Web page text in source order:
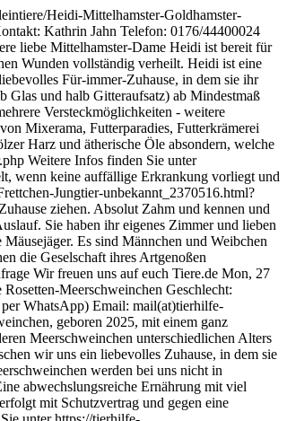
Heidi-Mittelhamster-Goldhamster-
Kathrin Jahn Telefon: 0176/44400024
liebe Mittelhamster-Dame Heidi ist bereit für
Wunden vollständig verheilt. Heidi ist eine
Für-immer-Zuhause, in dem sie ihr
und halb Gitteraufsatz) ab Mindestmaß
Versteckmöglichkeiten - weitere
Mixerama, Futterparadies, Futterkrämerei
Harz und ätherische Öle absondern, welche
Weitere Infos finden Sie unter
wenn keine auffällige Erkrankung vorliegt und
Jungtier-unbekannt_2370516.html?
ziehen. Absolut Zahm und kennen und
Sie haben ihr eigenes Zimmer und lieben
Es sind Männchen und Weibchen
die Geselschaft ihres Artgenoßen
Wir freuen uns auf euch Tiere.de Mon, 27
Rosetten-Meerschweinchen Geschlecht:
WhatsApp) Email: mail(at)tierhilfe-
geboren 2025, mit einem ganz
Meerschweinchen unterschiedlichen Alters
wir uns ein liebevolles Zuhause, in dem sie
werden bei uns nicht in
abwechslungsreiche Ernährung mit viel
mit Schutzvertrag und gegen eine